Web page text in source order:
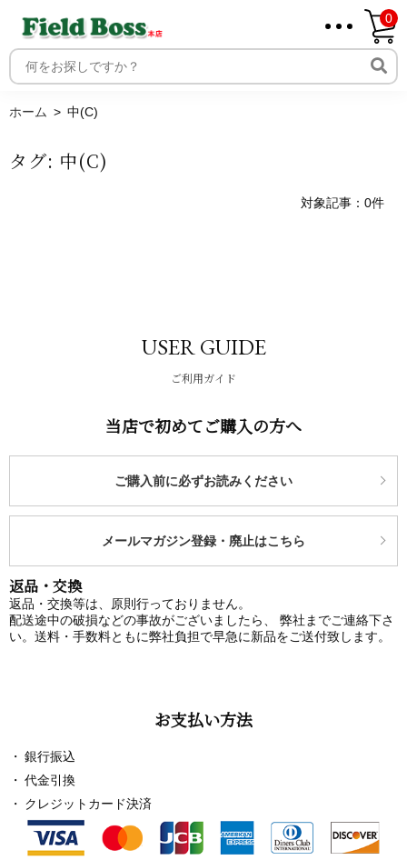
ホーム
0
ホーム 中(C)
タグ: 中(C)
対象記事：0件
USER GUIDE
ご利用ガイド
当店で初めてご購入の方へ
ご購入前に必ずお読みください
メールマガジン登録・廃止はこちら
返品・交換
返品・交換等は、原則行っておりません。
配送途中の破損などの事故がございましたら、 弊社までご連絡下さ
い。送料・手数料ともに弊社負担で早急に新品をご送付致します。
お支払い方法
銀行振込
代金引換
クレジットカード決済